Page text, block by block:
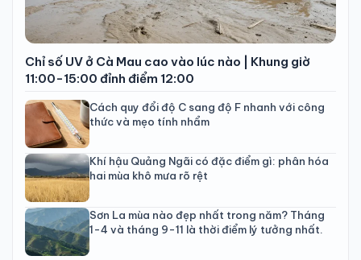
Chỉ số UV ở Cà Mau cao vào lúc nào | Khung giờ
11:00-15:00 đỉnh điểm 12:00
Cách quy đổi độ C sang độ F nhanh với công
thức và mẹo tính nhẩm
Khí hậu Quảng Ngãi có đặc điểm gì: phân hóa
hai mùa khô mưa rõ rệt
Sơn La mùa nào đẹp nhất trong năm? Tháng
1-4 và tháng 9-11 là thời điểm lý tưởng nhất.